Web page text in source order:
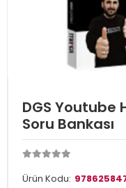
DGS Youtube
Soru Bankası
Ürün Kodu: